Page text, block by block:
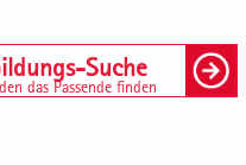
Suche
das Passende finden